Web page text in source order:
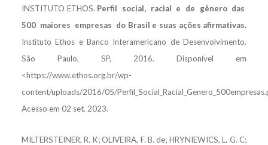
INSTITUTO ETHOS. Perfil social, racial e de gênero das
500 maiores empresas do Brasil e suas ações afirmativas.
Instituto Ethos e Banco Interamericano de Desenvolvimento.
São Paulo, SP, 2016. Disponível em
<https://www.ethos.org.br/wp-
content/uploads/2016/05/
Acesso em 02 set. 2023.
MILTERSTEINER, R. K; OLIVEIRA, F. B. de; HRYNIEWICS, L. G. C;